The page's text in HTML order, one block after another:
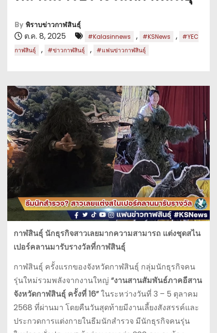
By พิราบข่าวกาฬสินธุ์
ต.ค. 8, 2025 #Kalasinnews , #KSNews ,
#YEC
กาฬสินธุ์
, #ข่าวกาฬสินธุ์ , #แฟนข่าวกาฬสินธุ์
กาฬสินธุ์ นักธุรกิจสาวเลยมากความสามารถ แต่งชุดสไน
เปอร์คลานมารับรางวัลที่กาฬสินธุ์
กาฬสินธุ์ ครั้งแรกของจังหวัดกาฬสินธุ์ กลุ่มนักธุรกิจคน
รุ่นใหม่รวมพลังจากงานใหญ่ “งานสานสัมพันธ์ภาคอีสาน
จังหวัดกาฬสินธุ์ ครั้งที่ 16”ในระหว่างวันที่ 3 – 5 ตุลาคม
2568 ที่ผ่านมา โดยคืนวันสุดท้ายมีงานเลี้ยงสังสรรค์และ
ประกวดการแต่งกายในธีมนักสำรวจ มีนักธุรกิจคนรุ่น